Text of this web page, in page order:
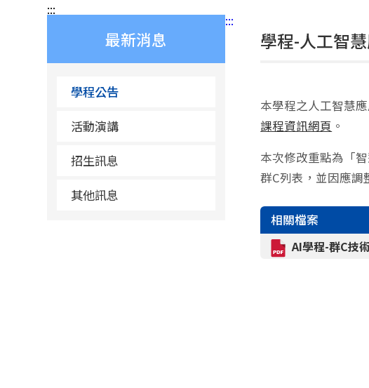
:::
最新消息
學程公告
活動演講
招生訊息
其他訊息
:::
學程-人工智
本學程之人工智慧
課程資訊網頁 。
本次修改重點為「
群C列表，並因應調
相關檔案
AI學程-群C技